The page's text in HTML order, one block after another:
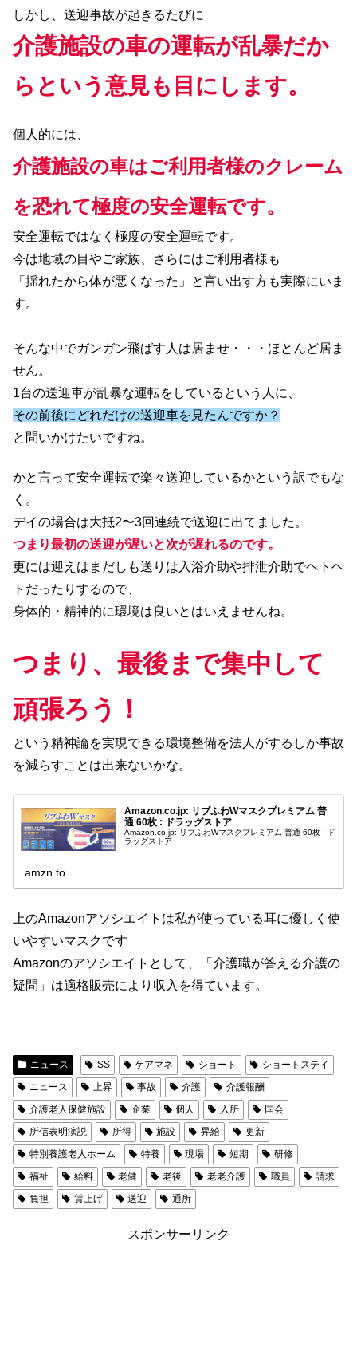
しかし、送迎事故が起きるたびに
介護施設の車の運転が乱暴だか
らという意見も目にします。
個人的には、
介護施設の車はご利用者様のクレーム
を恐れて極度の安全運転です。
安全運転ではなく極度の安全運転です。
今は地域の目やご家族、さらにはご利用者様も
「揺れたから体が悪くなった」と言い出す方も実際にいま
す。
そんな中でガンガン飛ばす人は居ませ・・・ほとんど居ま
せん。
1台の送迎車が乱暴な運転をしているという人に、
その前後にどれだけの送迎車を見たんですか？
と問いかけたいですね。
かと言って安全運転で楽々送迎しているかという訳でもな
く。
デイの場合は大抵2〜3回連続で送迎に出てました。
つまり最初の送迎が遅いと次が遅れるのです。
更には迎えはまだしも送りは入浴介助や排泄介助でヘトヘ
トだったりするので、
身体的・精神的に環境は良いとはいえませんね。
つまり、最後まで集中して
頑張ろう！
という精神論を実現できる環境整備を法人がするしか事故
を減らすことは出来ないかな。
Amazon.co.jp: リブふわWマスクプレミアム 普
通 60枚 : ドラッグストア
Amazon.co.jp: リブふわWマスクプレミアム 普通 60枚 : ド
ラッグストア
amzn.to
上のAmazonアソシエイトは私が使っている耳に優しく使
いやすいマスクです
Amazonのアソシエイトとして、「介護職が答える介護の
疑問」は適格販売により収入を得ています。
ニュース SS ケアマネ ショート
ショートステイ
ニュース
上昇 事故 介護
介護報酬
介護老人保健施設
企業 個人 入所
国会
所信表明演説
所得 施設 昇給
更新
特別養護老人ホーム
特養 現場 短期
研修
福祉
給料 老健 老後 老老介護 職員
請求
負担
賃上げ 送迎 通所
スポンサーリンク